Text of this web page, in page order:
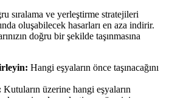
sıralama ve yerleştirme stratejileri
oluşabilecek hasarları en aza indirir.
doğru bir şekilde taşınmasına
Hangi eşyaların önce taşınacağını
Kutuların üzerine hangi eşyaların